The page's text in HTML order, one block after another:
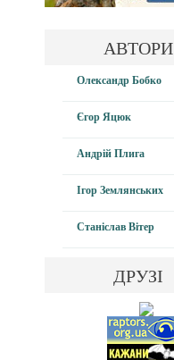
АВТОРИ
Олександр Бобко
Єгор Яцюк
Андрій Плига
Ігор Землянських
Станіслав Вітер
ДРУЗІ